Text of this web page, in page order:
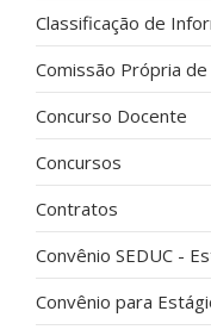
Classificação de
Comissão Própria de
Concurso Docente
Concursos
Contratos
Convênio SEDUC -
Convênio para